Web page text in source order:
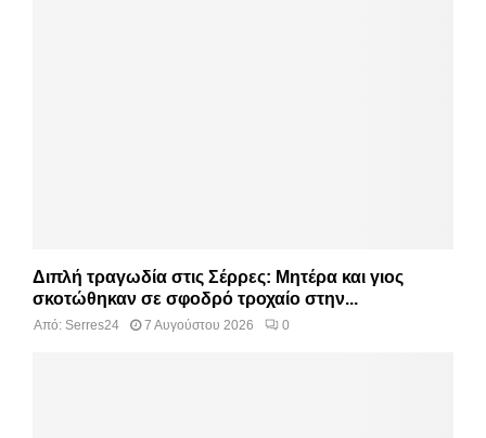
Διπλή τραγωδία στις Σέρρες: Μητέρα και γιος
σκοτώθηκαν σε σφοδρό τροχαίο στην...
Από: Serres24 7 Αυγούστου 2026 0